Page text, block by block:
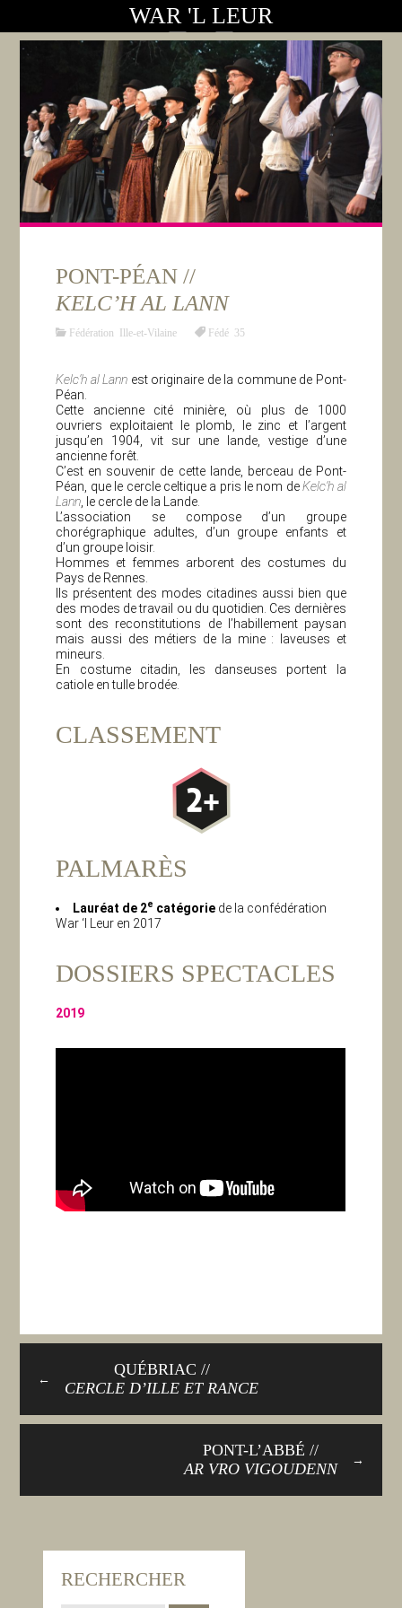
WAR 'L LEUR
PONT-PÉAN //
KELC’H AL LANN
Fédération Ille-et-Vilaine Fédé 35
Kelc’h al Lann est originaire de la commune de Pont-
Péan.
Cette ancienne cité minière, où plus de 1000
ouvriers exploitaient le plomb, le zinc et l’argent
jusqu’en 1904, vit sur une lande, vestige d’une
ancienne forêt.
C’est en souvenir de cette lande, berceau de Pont-
Péan, que le cercle celtique a pris le nom deKelc’h al
Lann , le cercle de la Lande.
L’association se compose d’un groupe
chorégraphique adultes, d’un groupe enfants et
d’un groupe loisir.
Hommes et femmes arborent des costumes du
Pays de Rennes.
Ils présentent des modes citadines aussi bien que
des modes de travail ou du quotidien. Ces dernières
sont des reconstitutions de l’habillement paysan
mais aussi des métiers de la mine : laveuses et
mineurs.
En costume citadin, les danseuses portent la
catiole en tulle brodée.
CLASSEMENT
PALMARÈS
Lauréat de 2e catégorie de la confédération
War ‘l Leur en 2017
DOSSIERS SPECTACLES
2019
←
QUÉBRIAC //
CERCLE D’ILLE ET RANCE
→
PONT-L’ABBÉ //
AR VRO VIGOUDENN
RECHERCHER